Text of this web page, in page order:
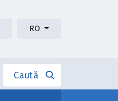
RO
Caută